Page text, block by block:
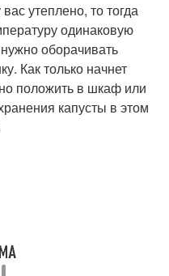
утеплено, то тогда
одинаковую
оборачивать
Как только начнет
положить в шкаф или
капусты в этом